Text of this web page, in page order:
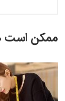
ممکن است